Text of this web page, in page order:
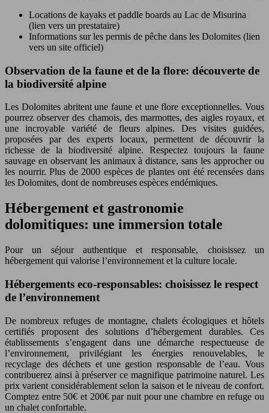
Locations de kayaks et paddle boards au Lac de Misurina
(lien vers un prestataire)
Informations sur les permis de pêche dans les Dolomites (lien
vers un site officiel)
Observation de la faune et de la flore: découverte de
la biodiversité alpine
Les Dolomites abritent une faune et une flore exceptionnelles. Vous
pourrez observer des chamois, des marmottes, des aigles royaux, et
une incroyable variété de fleurs alpines. Des visites guidées,
proposées par des experts locaux, permettent de découvrir la
richesse de la biodiversité alpine. Respectez toujours la faune
sauvage en observant les animaux à distance, sans les approcher ou
les nourrir. Plus de 2000 espèces de plantes ont été recensées dans
les Dolomites, dont de nombreuses espèces endémiques.
Hébergement et gastronomie
dolomitiques: une immersion totale
Pour un séjour authentique et responsable, choisissez un
hébergement qui valorise l’environnement et la culture locale.
Hébergements eco-responsables: choisissez le respect
de l’environnement
De nombreux refuges de montagne, chalets écologiques et hôtels
certifiés proposent des solutions d’hébergement durables. Ces
établissements s’engagent dans une démarche respectueuse de
l’environnement, privilégiant les énergies renouvelables, le
recyclage des déchets et une gestion responsable de l’eau. Vous
contribuerez ainsi à préserver ce magnifique patrimoine naturel. Les
prix varient considérablement selon la saison et le niveau de confort.
Comptez entre 50€ et 200€ par nuit pour une chambre en refuge ou
un chalet confortable.